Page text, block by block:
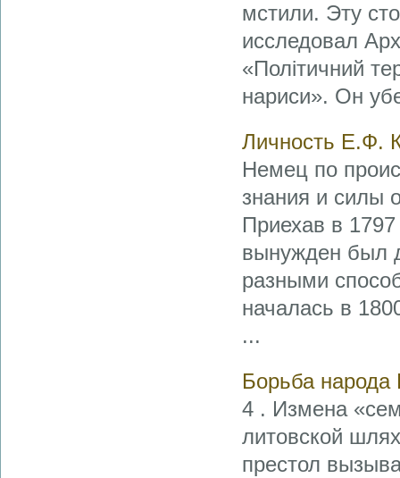
мстили. Эту
исследовал
«Політичний
нариси». Он
Личность Е.Ф.
Немец по
знания и силы
Приехав в
вынужден был
разными
началась в
...
Борьба народа
4 . Измена
литовской
престол